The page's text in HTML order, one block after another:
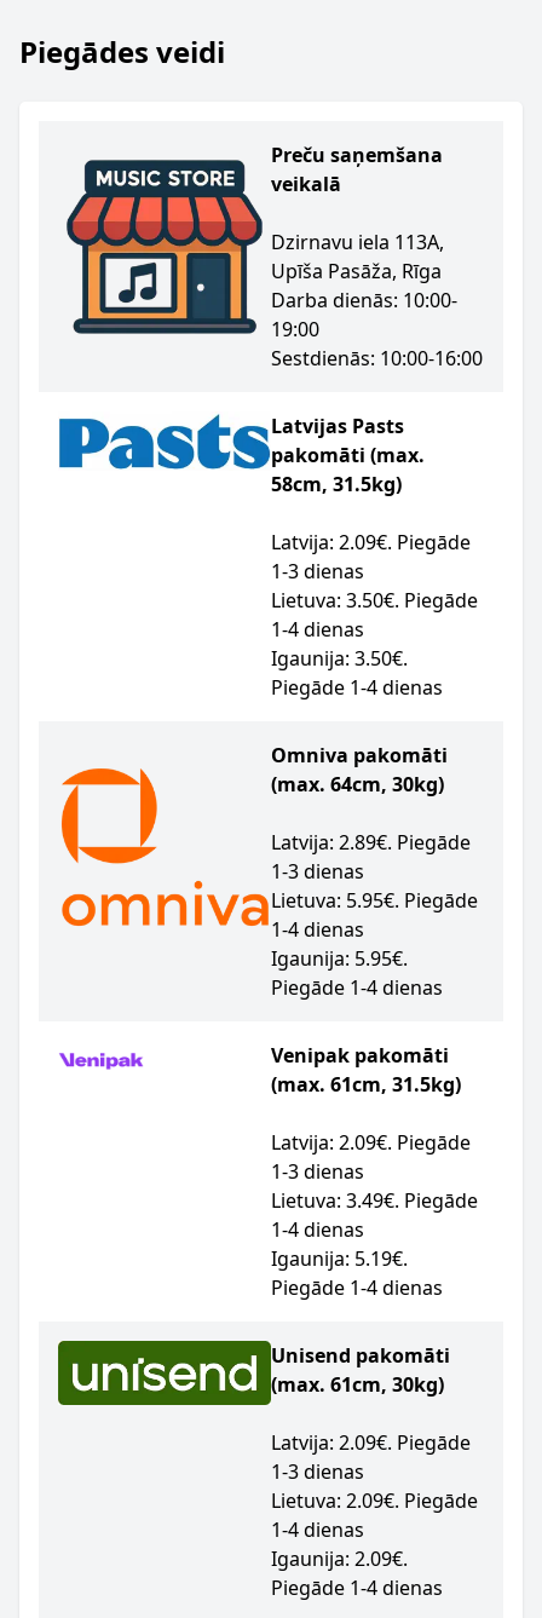
Piegādes veidi
Preču saņemšana
veikalā
Dzirnavu iela 113A,
Upīša Pasāža, Rīga
Darba dienās: 10:00-
19:00
Sestdienās: 10:00-16:00
Latvijas Pasts
pakomāti (max.
58cm, 31.5kg)
Latvija: 2.09€. Piegāde
1-3 dienas
Lietuva: 3.50€. Piegāde
1-4 dienas
Igaunija: 3.50€.
Piegāde 1-4 dienas
Omniva pakomāti
(max. 64cm, 30kg)
Latvija: 2.89€. Piegāde
1-3 dienas
Lietuva: 5.95€. Piegāde
1-4 dienas
Igaunija: 5.95€.
Piegāde 1-4 dienas
Venipak pakomāti
(max. 61cm, 31.5kg)
Latvija: 2.09€. Piegāde
1-3 dienas
Lietuva: 3.49€. Piegāde
1-4 dienas
Igaunija: 5.19€.
Piegāde 1-4 dienas
Unisend pakomāti
(max. 61cm, 30kg)
Latvija: 2.09€. Piegāde
1-3 dienas
Lietuva: 2.09€. Piegāde
1-4 dienas
Igaunija: 2.09€.
Piegāde 1-4 dienas